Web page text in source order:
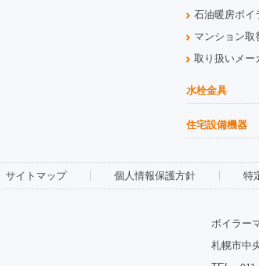
石油暖房ボイ
マンション取
取り扱いメー
水栓金具
住宅設備機器
サイトマップ 個人情報保護方針 特
ボイラー
札幌市中